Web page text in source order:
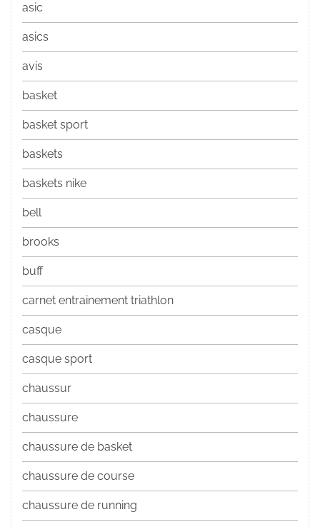
asic
asics
avis
basket
basket sport
baskets
baskets nike
bell
brooks
buff
carnet entrainement triathlon
casque
casque sport
chaussur
chaussure
chaussure de basket
chaussure de course
chaussure de running